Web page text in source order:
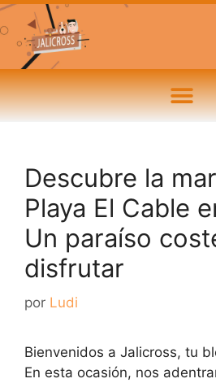
Descubre la
Playa El Cable
Un paraíso
disfrutar
por Ludi
Bienvenidos a Jalicross, tu
En esta ocasión, nos